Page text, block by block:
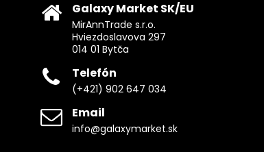
Galaxy Market SK/EU
MirAnnTrade s.r.o.
Hviezdoslavova 297
014 01 Bytča
Telefón
(+421) 902 647 034
Email
info@galaxymarket.sk